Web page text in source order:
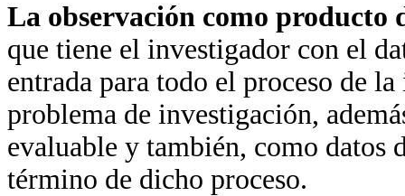
La observación como producto
que tiene el investigador con el
entrada para todo el proceso de
problema de investigación,
evaluable y también, como datos
término de dicho proceso.